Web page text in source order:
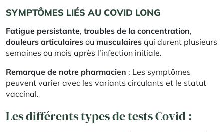
SYMPTÔMES LIÉS AU COVID LONG
Fatigue persistante, troubles de la concentration,
douleurs articulaires ou musculaires qui durent plusieurs
semaines ou mois après l’infection initiale.
Remarque de notre pharmacien : Les symptômes
peuvent varier avec les variants circulants et le statut
vaccinal.
Les différents types de tests Covid :